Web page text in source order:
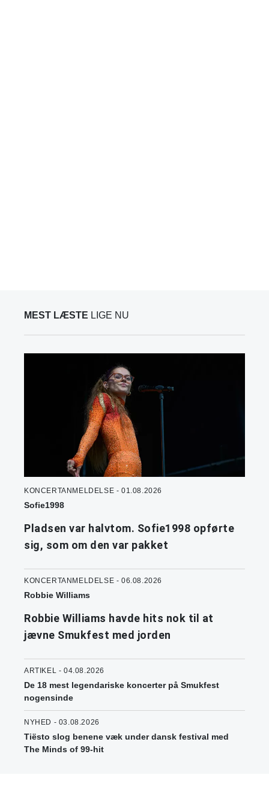
MEST LÆSTE LIGE NU
KONCERTANMELDELSE - 01.08.2026
Sofie1998
Pladsen var halvtom. Sofie1998 opførte
sig, som om den var pakket
KONCERTANMELDELSE - 06.08.2026
Robbie Williams
Robbie Williams havde hits nok til at
jævne Smukfest med jorden
ARTIKEL - 04.08.2026
De 18 mest legendariske koncerter på Smukfest
nogensinde
NYHED - 03.08.2026
Tiësto slog benene væk under dansk festival med
The Minds of 99-hit